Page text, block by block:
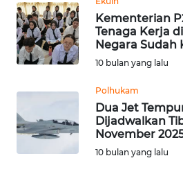
Kementerian
Tenaga Kerja
Negara Sudah
10 bulan yang lalu
Polhukam
Dua Jet
Dijadwalkan
November
10 bulan yang lalu
WN
KALTARA
WN